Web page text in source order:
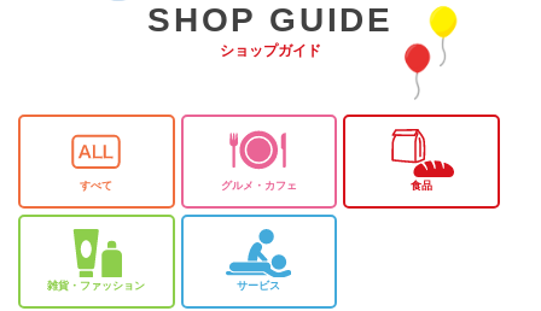
SHOP GUIDE
ショップガイド
すべて グルメ・カフェ 食品
雑貨・ファッション サービス